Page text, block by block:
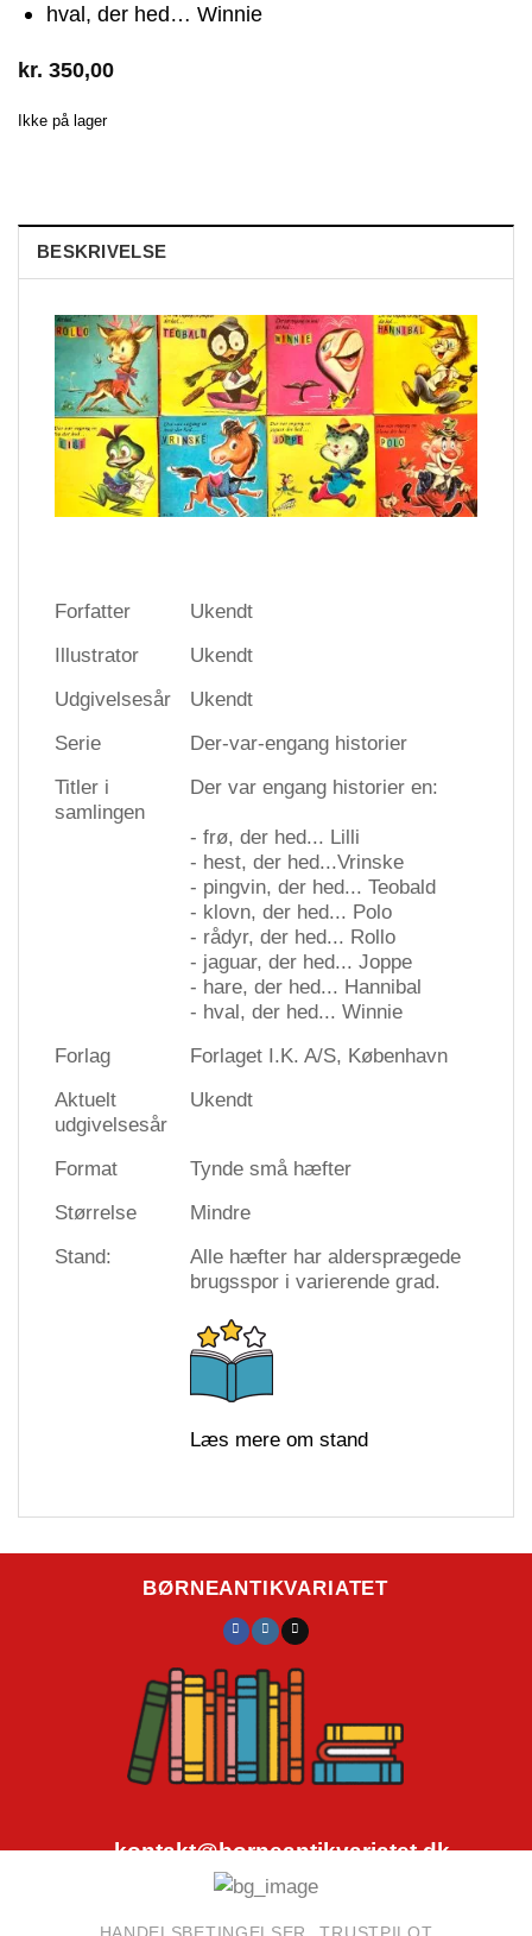
hval, der hed… Winnie
kr. 350,00
Ikke på lager
BESKRIVELSE
Forfatter
Ukendt
Illustrator
Ukendt
Udgivelsesår
Ukendt
Serie
Der-var-engang historier
Titler i
samlingen
Der var engang historier en:
- frø, der hed... Lilli
- hest, der hed...Vrinske
- pingvin, der hed... Teobald
- klovn, der hed... Polo
- rådyr, der hed... Rollo
- jaguar, der hed... Joppe
- hare, der hed... Hannibal
- hval, der hed... Winnie
Forlag
Forlaget I.K. A/S, København
Aktuelt
udgivelsesår
Ukendt
Format
Tynde små hæfter
Størrelse
Mindre
Stand:
Alle hæfter har aldersprægede
brugsspor i varierende grad.
Læs mere om stand
BØRNEANTIKVARIATET
kontakt@borneantikvariatet.dk